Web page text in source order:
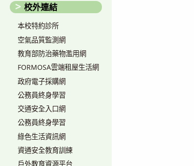
校外連結
本校特約診所
空氣品質監測網
教育部防治藥物濫用網
FORMOSA雲端租屋生活網
政府電子採購網
公務員終身學習
交通安全入口網
公務員終身學習
綠色生活資訊網
資通安全教育訓練
戶外教育資源平台